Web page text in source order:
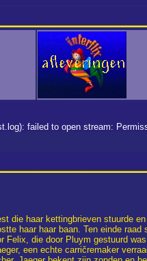
failed to open stream:
die haar kettingbrieven stuurde
haar haar baan. Ten einde
Felix, die door Pluym gestuurd
een echte carričremaker